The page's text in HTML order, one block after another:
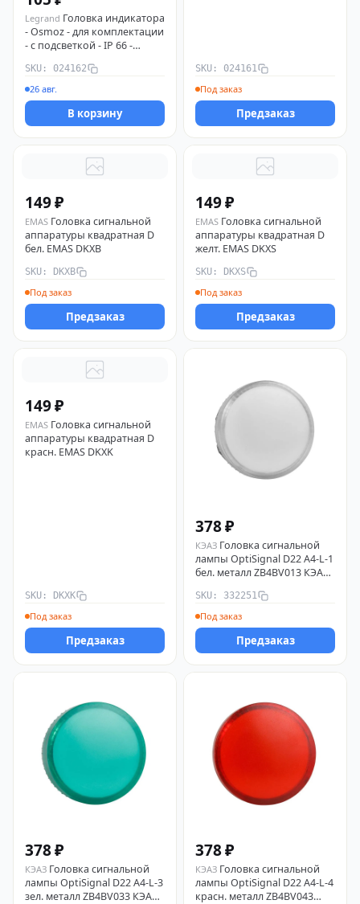
Legrand Головка индикатора
- Osmoz - для комплектации
- с подсветкой - IP 66 -
SKU: 024162
26 авг.
В корзину
SKU: 024161
Под заказ
Предзаказ
149 ₽
EMAS Головка сигнальной
аппаратуры квадратная D
бел. EMAS DKXB
SKU: DKXB
Под заказ
Предзаказ
149 ₽
EMAS Головка сигнальной
аппаратуры квадратная D
желт. EMAS DKXS
SKU: DKXS
Под заказ
Предзаказ
149 ₽
EMAS Головка сигнальной
аппаратуры квадратная D
красн. EMAS DKXK
SKU: DKXK
Под заказ
Предзаказ
378 ₽
КЭАЗ Головка сигнальной
лампы OptiSignal D22 A4-L-1
бел. металл ZB4BV013 КЭАЗ
SKU: 332251
Под заказ
Предзаказ
378 ₽
КЭАЗ Головка сигнальной
лампы OptiSignal D22 A4-L-3
зел. металл ZB4BV033 КЭАЗ
378 ₽
КЭАЗ Головка сигнальной
лампы OptiSignal D22 A4-L-4
красн. металл ZB4BV043